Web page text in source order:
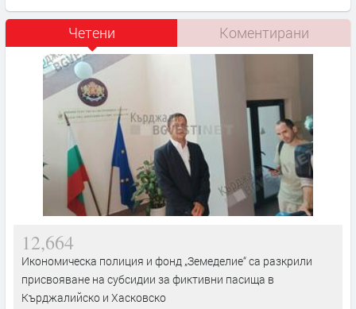
Четени Коментирани
12,664
Икономическа полиция и фонд „Земеделие“ са разкрили
присвояване на субсидии за фиктивни пасища в
Кърджалийско и Хасковско